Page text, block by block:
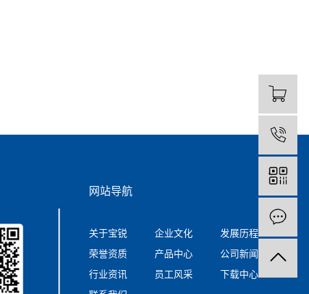
网站导航
关于宝锐 企业文化
发展历程
荣誉资质
产品中心
公司新闻
行业资讯
员工风采
下载中心